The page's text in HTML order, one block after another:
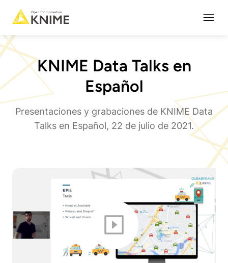
KNIME Data Talks en
Español
Presentaciones y grabaciones de KNIME Data
Talks en Español, 22 de julio de 2021.